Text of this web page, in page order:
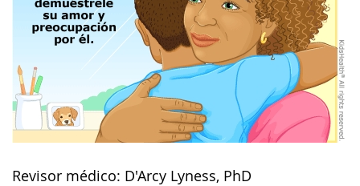
Revisor médico: D'Arcy Lyness, PhD